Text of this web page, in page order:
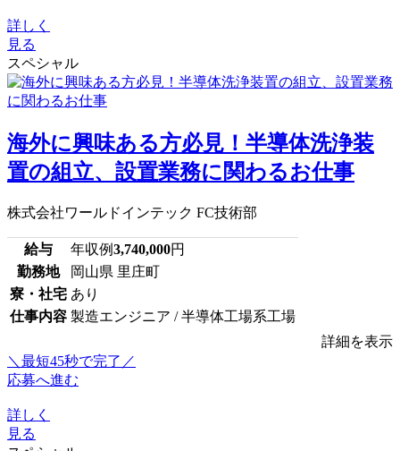
詳しく
見る
スペシャル
海外に興味ある方必見！半導体洗浄装
置の組立、設置業務に関わるお仕事
株式会社ワールドインテック FC技術部
給与 年収例3,740,000円
勤務地
岡山県 里庄町
寮・社宅 あり
仕事内容 製造エンジニア / 半導体工場系工場
詳細を表示
＼最短45秒で完了／
応募へ進む
詳しく
見る